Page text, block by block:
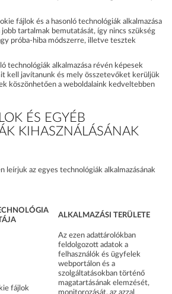
fájlok és a hasonló technológiák alkalmazása
tartalmak bemutatását, így nincs szükség
próba-hiba módszerre, illetve tesztek
technológiák alkalmazása révén képesek
kell javítanunk és mely összetevőket kerüljük
köszönhetően a weboldalaink kedveltebben
ÉS EGYÉB
KIHASZNÁLÁSÁNAK
leírjuk az egyes technológiák alkalmazásának
ALKALMAZÁSI TERÜLETE
fájlok
Az ezen adattárolókban
feldolgozott adatok a
felhasználók és ügyfelek
webportálon és a
szolgáltatásokban történő
magatartásának elemzését,
monitorozását, az azzal